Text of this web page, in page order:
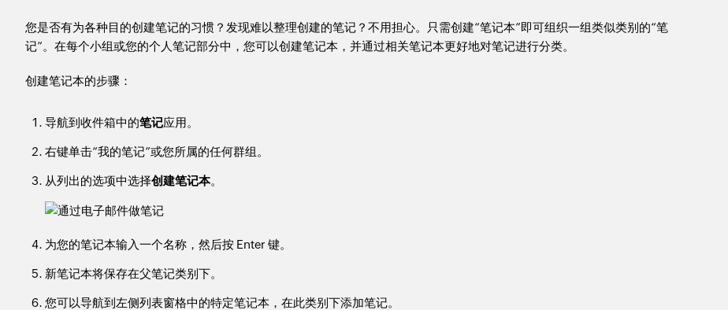
您是否有为各种目的创建笔记的习惯？发现难以整理创建的笔记？不用担心。只需创建“笔记本”即可组织一组类似类别的“笔
记”。在每个小组或您的个人笔记部分中，您可以创建笔记本，并通过相关笔记本更好地对笔记进行分类。
创建笔记本的步骤：
导航到收件箱中的笔记应用。
右键单击“我的笔记”或您所属的任何群组。
从列出的选项中选择创建笔记本。
为您的笔记本输入一个名称，然后按 Enter 键。
新笔记本将保存在父笔记类别下。
您可以导航到左侧列表窗格中的特定笔记本，在此类别下添加笔记。